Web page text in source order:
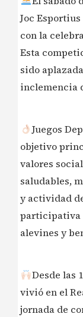
Joc
con la
Esta
sido
inclemencia
Juegos
objetivo
valores
saludables,
y actividad
participativa
alevines y
Desde las
vivió en el
jornada de